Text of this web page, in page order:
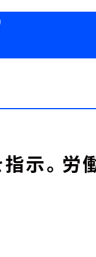
Podcast
示。労